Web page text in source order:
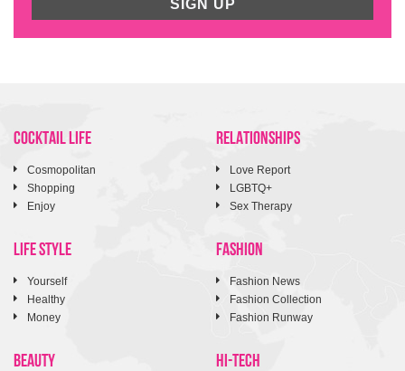
SIGN UP
COCKTAIL LIFE
Cosmopolitan
Shopping
Enjoy
RELATIONSHIPS
Love Report
LGBTQ+
Sex Therapy
LIFE STYLE
Yourself
Healthy
Money
FASHION
Fashion News
Fashion Collection
Fashion Runway
BEAUTY HI-TECH